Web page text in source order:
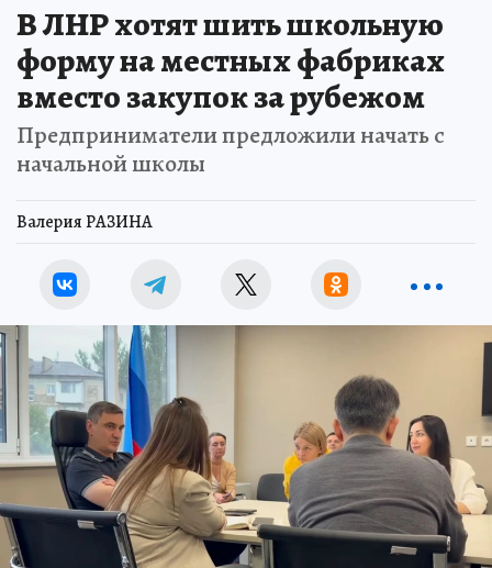
В ЛНР хотят шить школьную
форму на местных фабриках
вместо закупок за рубежом
Предприниматели предложили начать с
начальной школы
Валерия РАЗИНА